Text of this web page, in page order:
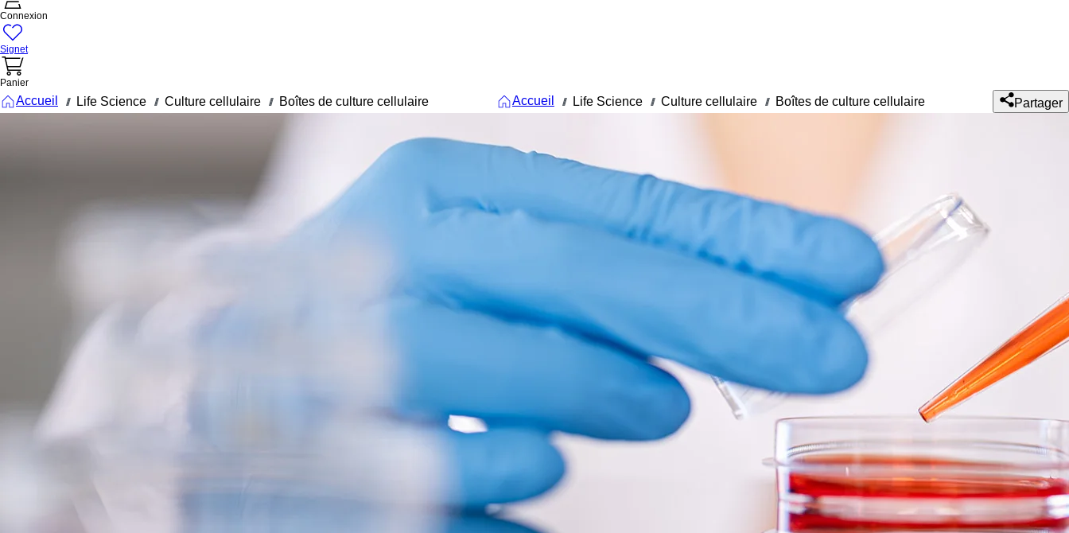
Connexion
Signet
Panier
Accueil /// Life Science /// Culture cellulaire /// Boîtes de culture cellulaire Accueil /// Life Science /// Culture cellulaire /// Boîtes de culture cellulaire Partager